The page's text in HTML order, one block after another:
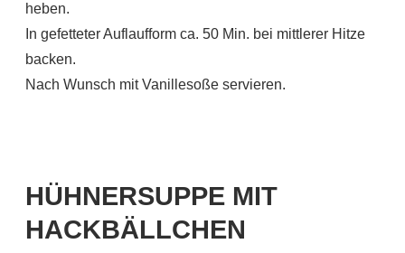
heben.
In gefetteter Auflaufform ca. 50 Min. bei mittlerer Hitze
backen.
Nach Wunsch mit Vanillesoße servieren.
HÜHNERSUPPE MIT
HACKBÄLLCHEN